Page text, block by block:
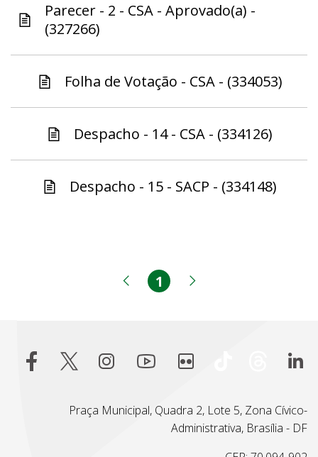
Parecer - 2 - CSA - Aprovado(a) -
(327266)
Folha de Votação - CSA - (334053)
Despacho - 14 - CSA - (334126)
Despacho - 15 - SACP - (334148)
Página anterior
Página
1
Praça Municipal, Quadra 2, Lote 5, Zona Cívico-
Administrativa, Brasília - DF